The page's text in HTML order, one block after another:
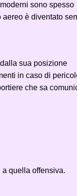
sono spesso
è diventato
sua posizione
in caso di
che sa
a quella offensiva.